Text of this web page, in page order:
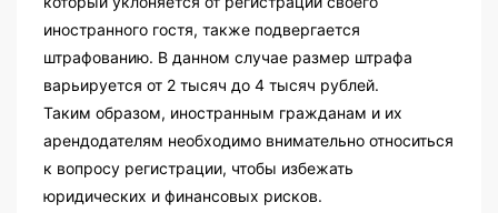
иностранного гостя, также подвергается
штрафованию. В данном случае размер штрафа
варьируется от 2 тысяч до 4 тысяч рублей.
Таким образом, иностранным гражданам и их
арендодателям необходимо внимательно относиться
к вопросу регистрации, чтобы избежать
юридических и финансовых рисков.